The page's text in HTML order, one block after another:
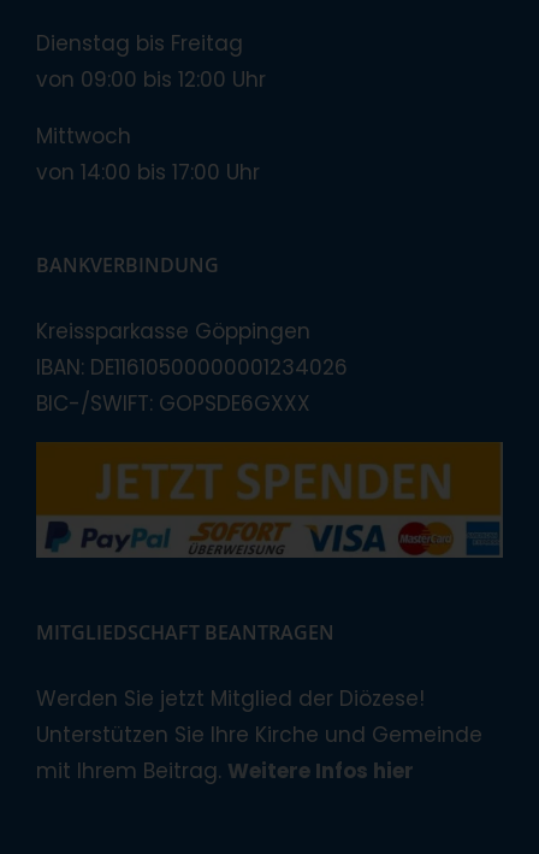
Dienstag bis Freitag
von 09:00 bis 12:00 Uhr
Mittwoch
von 14:00 bis 17:00 Uhr
BANKVERBINDUNG
Kreissparkasse Göppingen
IBAN: DE11610500000001234026
BIC-/SWIFT: GOPSDE6GXXX
MITGLIEDSCHAFT BEANTRAGEN
Werden Sie jetzt Mitglied der Diözese!
Unterstützen Sie Ihre Kirche und Gemeinde
mit Ihrem Beitrag. Weitere Infos hier